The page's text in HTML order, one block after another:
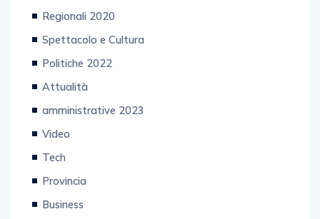
Regionali 2020
Spettacolo e Cultura
Politiche 2022
Attualità
amministrative 2023
Video
Tech
Provincia
Business